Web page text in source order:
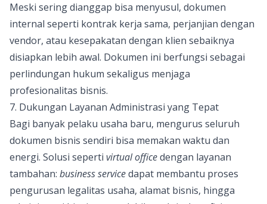
Meski sering dianggap bisa menyusul, dokumen
internal seperti kontrak kerja sama, perjanjian dengan
vendor, atau kesepakatan dengan klien sebaiknya
disiapkan lebih awal. Dokumen ini berfungsi sebagai
perlindungan hukum sekaligus menjaga
profesionalitas bisnis.
7. Dukungan Layanan Administrasi yang Tepat
Bagi banyak pelaku usaha baru, mengurus seluruh
dokumen bisnis sendiri bisa memakan waktu dan
energi. Solusi seperti virtual officedengan layanan
tambahan: business servicedapat membantu proses
pengurusan legalitas usaha, alamat bisnis, hingga